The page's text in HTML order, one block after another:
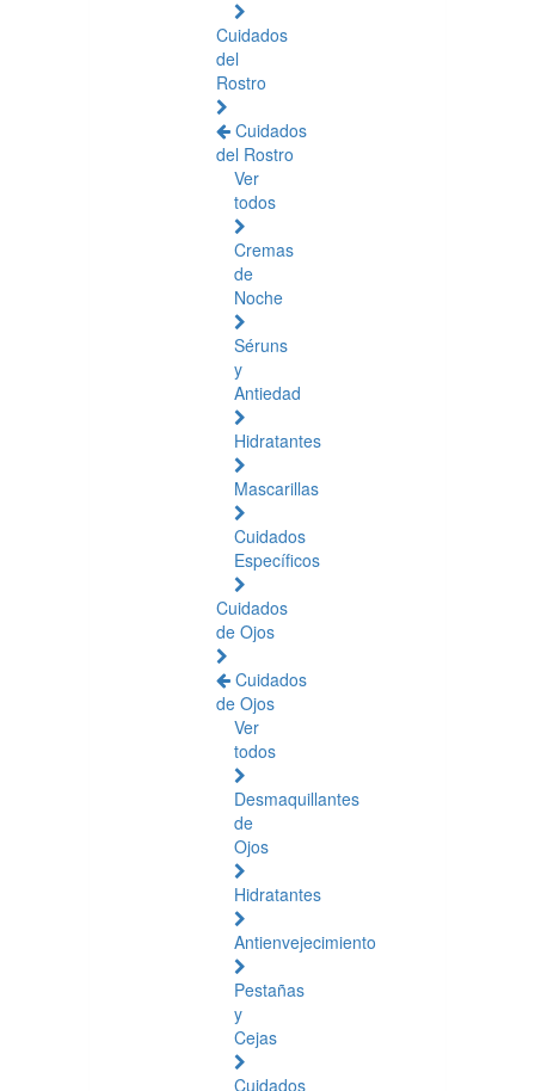
Cuidados
del
Rostro
Cuidados
del Rostro
Ver
todos
Cremas
de
Noche
Séruns
y
Antiedad
Hidratantes
Mascarillas
Cuidados
Específicos
Cuidados
de Ojos
Cuidados
de Ojos
Ver
todos
Desmaquillantes
de
Ojos
Hidratantes
Antienvejecimiento
Pestañas
y
Cejas
Cuidados